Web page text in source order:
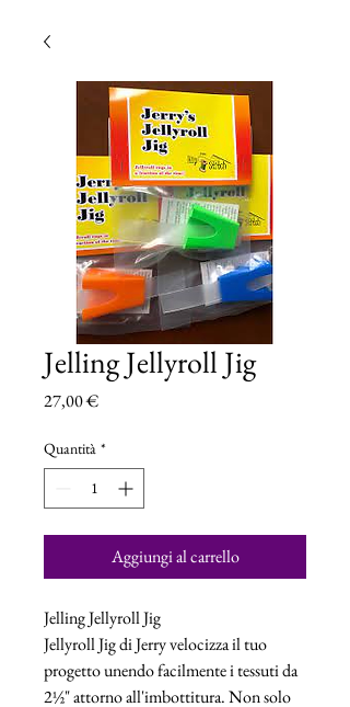
Jelling Jellyroll Jig
27,00 €Prezzo
Quantità *
Aggiungi al carrello
Jelling Jellyroll Jig
Jellyroll Jig di Jerry velocizza il tuo
progetto unendo facilmente i tessuti da
2½" attorno all'imbottitura. Non solo